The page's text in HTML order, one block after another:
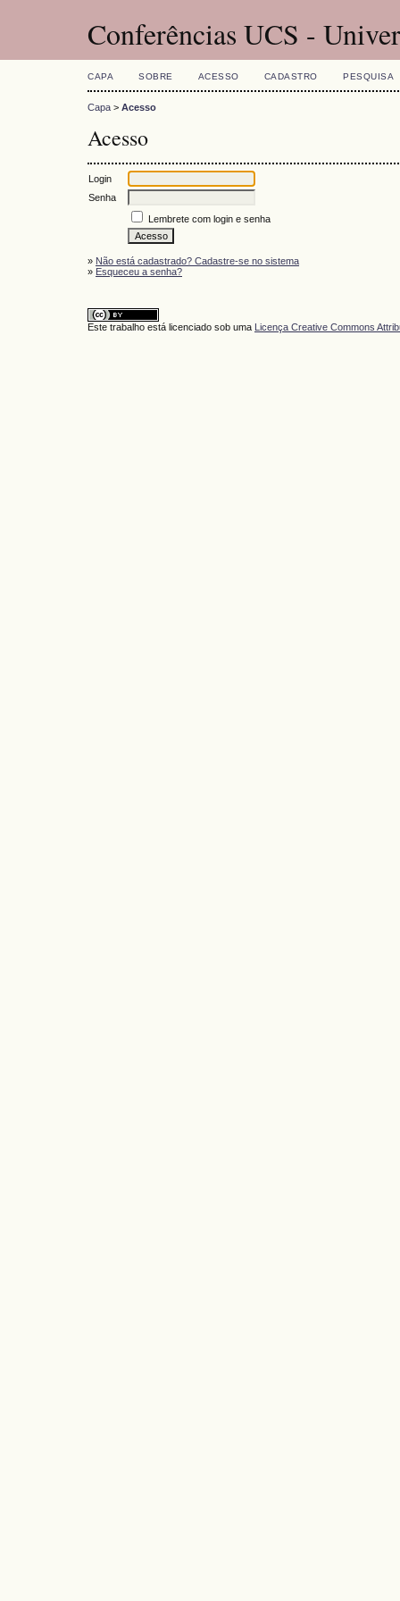
Conferências UCS -
CAPA SOBRE ACESSO CADASTRO PESQUISA
Capa > Acesso
Acesso
Login
Senha
Lembrete com login e senha
» Não está cadastrado? Cadastre-se no sistema
» Esqueceu a senha?
Este trabalho está licenciado sob uma Licença Creative Commons